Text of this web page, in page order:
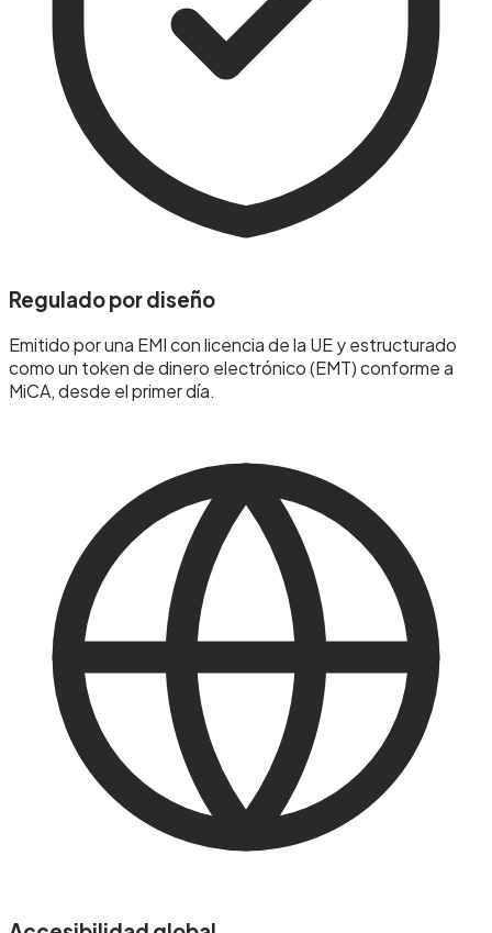
Regulado por diseño
Emitido por una EMI con licencia de la UE y estructurado
como un token de dinero electrónico (EMT) conforme a
MiCA, desde el primer día.